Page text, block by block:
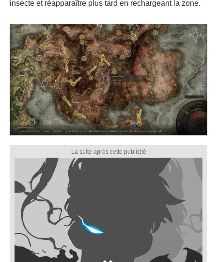
insecte et réapparaître plus tard en rechargeant la zone.